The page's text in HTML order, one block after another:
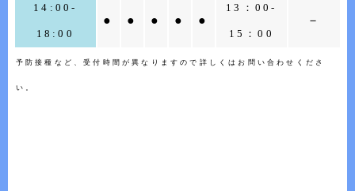
14:00-
18:00
● ● ● ● ●
13：00-
15：00
－
予防接種など、受付時間が異なりますので詳しくはお問い合わせくださ
い。